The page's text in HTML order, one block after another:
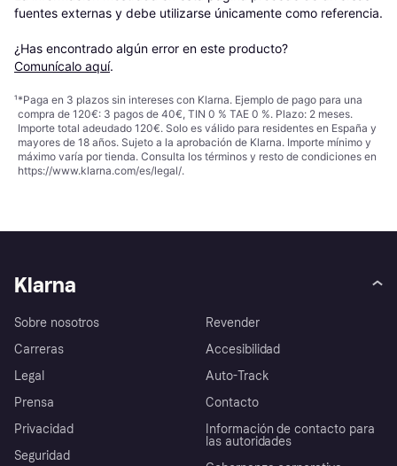
fuentes externas y debe utilizarse únicamente como referencia.
¿Has encontrado algún error en este producto?
Comunícalo aquí.
¹*Paga en 3 plazos sin intereses con Klarna. Ejemplo de pago para una
compra de 120€: 3 pagos de 40€, TIN 0 % TAE 0 %. Plazo: 2 meses.
Importe total adeudado 120€. Solo es válido para residentes en España y
mayores de 18 años. Sujeto a la aprobación de Klarna. Importe mínimo y
máximo varía por tienda. Consulta los términos y resto de condiciones en
https://www.klarna.com/es/legal/.
Klarna
Sobre nosotros
Carreras
Legal
Prensa
Privacidad
Seguridad
Revender
Accesibilidad
Auto-Track
Contacto
Información de contacto para
las autoridades